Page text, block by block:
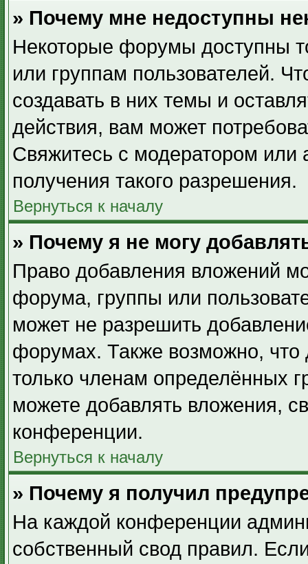
» Почему мне недоступны
Некоторые форумы доступны
или группам пользователей.
создавать в них темы и
действия, вам может
Свяжитесь с модератором
получения такого разрешения.
Вернуться к началу
» Почему я не могу
Право добавления вложений
форума, группы или
может не разрешить
форумах. Также возможно,
только членам определённых
можете добавлять вложения,
конференции.
Вернуться к началу
» Почему я получил
На каждой конференции
собственный свод правил.